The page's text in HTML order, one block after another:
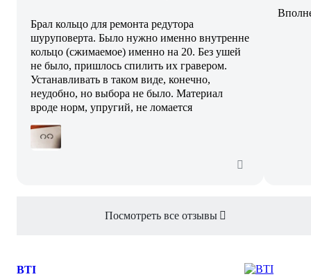
Брал кольцо для ремонта редутора
шуруповерта. Было нужно именно внутренне
кольцо (сжимаемое) именно на 20. Без ушей
не было, пришлось спилить их гравером.
Устанавливать в таком виде, конечно,
неудобно, но выбора не было. Материал
вроде норм, упругий, не ломается
Посмотреть все отзывы
BTI